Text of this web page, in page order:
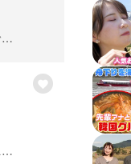
創業２１年！松島の絶景が堪能できる宿と松島限定のおしゃれなクロワッサンに絶品食べ歩きグルメをご紹介します！【放送局】東日本放送【放送日】2026年5月14日(木)
仙台の奥座敷・秋保温泉。神の湯とも言われる自家源泉の露天風呂や去年オープンしたライブキッチンが自慢の宿で癒やし旅。更に、秋保の新たな土産とこの時期だけの絶品ケーキも紹介します。【放送局】東日本放送【放送日】2026年4月2日(木)